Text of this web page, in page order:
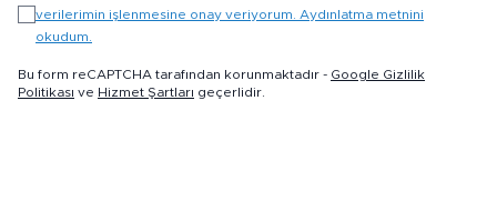
verilerimin işlenmesine onay veriyorum. Aydınlatma metnini
okudum.
Bu form reCAPTCHA tarafından korunmaktadır - Google Gizlilik
Politikası ve Hizmet Şartları geçerlidir.